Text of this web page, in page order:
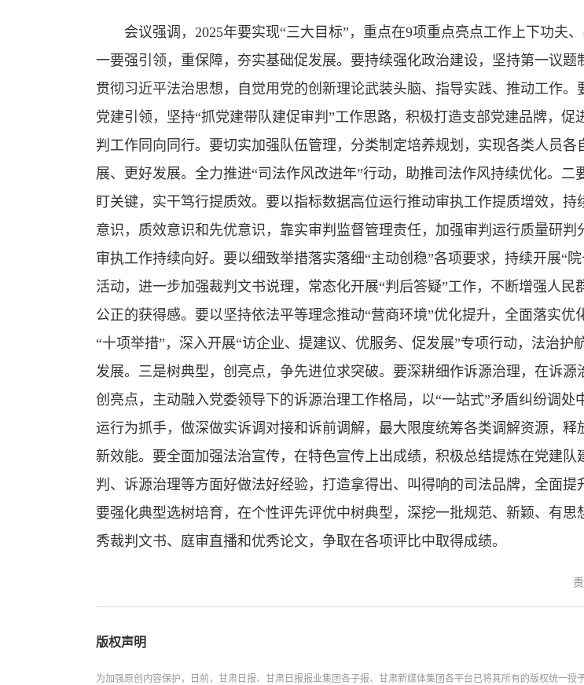
会议强调，2025年要实现“三大目标”，重点在9项重点亮点工作上下功夫、
一要强引领，重保障，夯实基础促发展。要持续强化政治建设，坚持第一议题
贯彻习近平法治思想，自觉用党的创新理论武装头脑、指导实践、推动工作。
党建引领，坚持“抓党建带队建促审判”工作思路，积极打造支部党建品牌，促
判工作同向同行。要切实加强队伍管理，分类制定培养规划，实现各类人员各
展、更好发展。全力推进“司法作风改进年”行动，助推司法作风持续优化。二
盯关键，实干笃行提质效。要以指标数据高位运行推动审执工作提质增效，持
意识，质效意识和先优意识，靠实审判监督管理责任，加强审判运行质量研判
审执工作持续向好。要以细致举措落实落细“主动创稳”各项要求，持续开展“
活动，进一步加强裁判文书说理，常态化开展“判后答疑”工作，不断增强人民
公正的获得感。要以坚持依法平等理念推动“营商环境”优化提升，全面落实优
“十项举措”，深入开展“访企业、提建议、优服务、促发展”专项行动，法治护
发展。三是树典型，创亮点，争先进位求突破。要深耕细作诉源治理，在诉源
创亮点，主动融入党委领导下的诉源治理工作格局，以“一站式”矛盾纠纷调处
运行为抓手，做深做实诉调对接和诉前调解，最大限度统筹各类调解资源，释
新效能。要全面加强法治宣传，在特色宣传上出成绩，积极总结提炼在党建队
判、诉源治理等方面好做法好经验，打造拿得出、叫得响的司法品牌，全面提
要强化典型选树培育，在个性评先评优中树典型，深挖一批规范、新颖、有思
秀裁判文书、庭审直播和优秀论文，争取在各项评比中取得成绩。
版权声明
为加强原创内容保护，日前，甘肃日报、甘肃日报报业集团各子报、甘肃新媒体集团各平台已将其所有的版权统一授